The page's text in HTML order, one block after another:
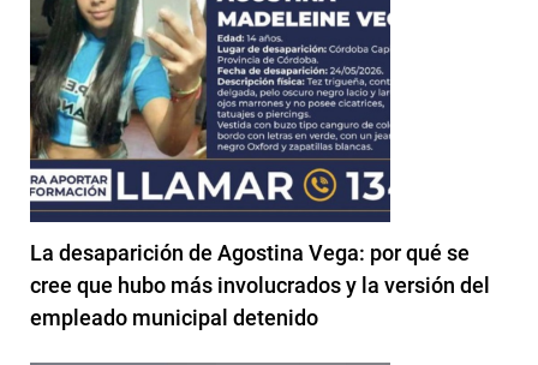
La desaparición de Agostina Vega: por qué se
cree que hubo más involucrados y la versión del
empleado municipal detenido